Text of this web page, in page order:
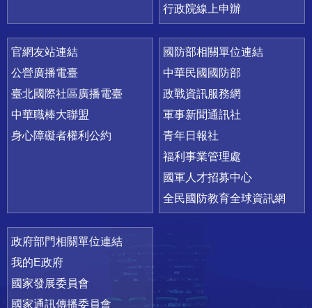
行政院線上申辦
官網友站連結
公營廣播電臺
臺北國際社區廣播電臺
中華職棒大聯盟
身心障礙者權利公約
國防部相關單位連結
中華民國國防部
政戰資訊服務網
軍事新聞通訊社
青年日報社
福利事業管理處
國軍人才招募中心
全民國防教育全球資訊網
政府部門相關單位連結
我的E政府
國家發展委員會
國家通訊傳播委員會